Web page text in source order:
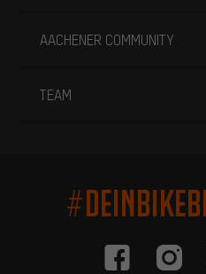
AACHENER COMMUNITY
TEAM